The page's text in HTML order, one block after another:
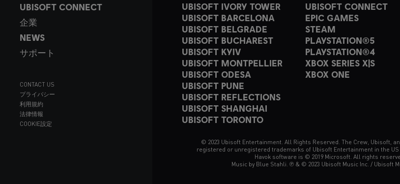
UBISOFT CONNECT
企業
NEWS
サポート
CONTACT US
プライバシー
利用規約
法律情報
COOKIE設定
UBISOFT IVORY TOWER
UBISOFT BARCELONA
UBISOFT BELGRADE
UBISOFT BUCHAREST
UBISOFT KYIV
UBISOFT MONTPELLIER
UBISOFT ODESA
UBISOFT PUNE
UBISOFT REFLECTIONS
UBISOFT SHANGHAI
UBISOFT TORONTO
UBISOFT CONNECT
EPIC GAMES
STEAM
PLAYSTATION®5
PLAYSTATION®4
XBOX SERIES X|S
XBOX ONE
© 2023 Ubisoft Entertainment. All Rights Reserved. The Crew, Ubisoft,
registered or unregistered trademarks of Ubisoft Entertainment in the
Havok software is © 2019 Microsoft. All rights
Music by Blue Stahli. ℗ & © 2023 Ubisoft Music Inc. / Ubisoft